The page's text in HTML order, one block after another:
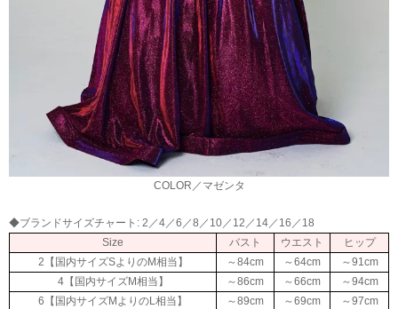
COLOR／マゼンタ
◆ブランドサイズチャート: 2／4／6／8／10／12／14／16／18
Size
バスト ウエスト
ヒップ
2【国内サイズSよりのM相当】
～84cm ～64cm
～91cm
4【国内サイズM相当】
～86cm ～66cm
～94cm
6【国内サイズMよりのL相当】
～89cm ～69cm
～97cm